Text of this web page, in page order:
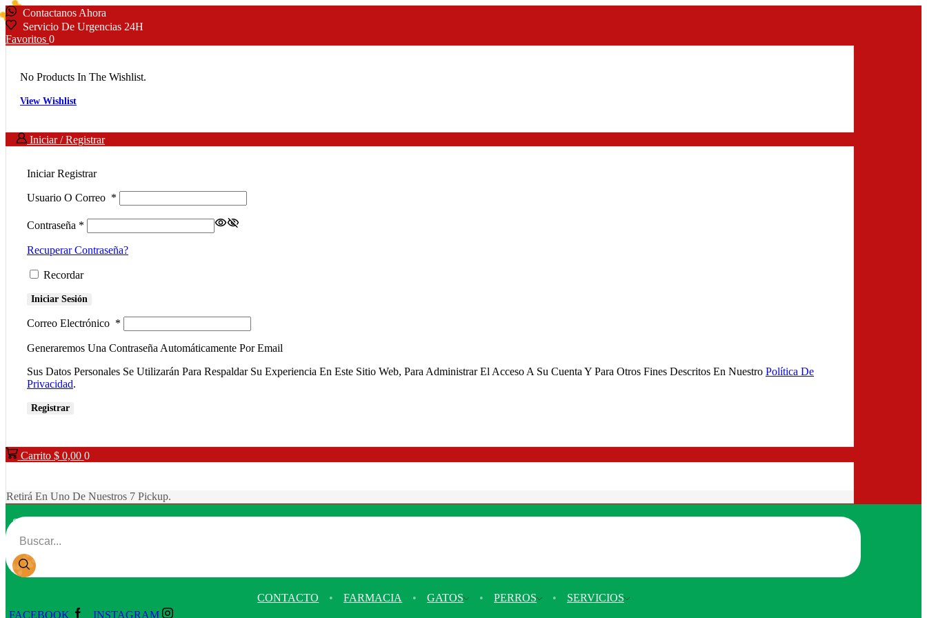
Contactanos Ahora
Servicio De Urgencias 24H
Favoritos 0
No Products In The Wishlist.
View Wishlist
Iniciar / Registrar
IniciarRegistrar
Usuario O Correo *
Contraseña *
Recuperar Contraseña?
Recordar
Iniciar Sesión
Correo Electrónico *
Generaremos Una Contraseña Automáticamente Por Email
Sus Datos Personales Se Utilizarán Para Respaldar Su Experiencia En Este Sitio Web, Para Administrar El Acceso A Su Cuenta Y Para Otros Fines Descritos En Nuestro Política De
Privacidad.
Registrar
Carrito $0,00 0
Retirá En Uno De Nuestros 7 Pickup.
SEARCH INPUT
CONTACTO FARMACIA GATOS PERROS
SERVICIOS
FACEBOOK
INSTAGRAM